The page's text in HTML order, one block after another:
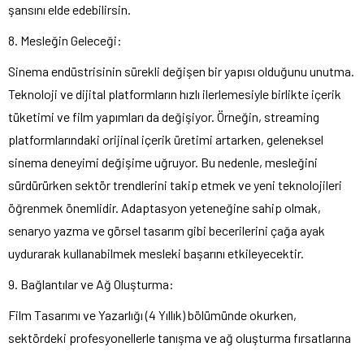
şansını elde edebilirsin.
8. Mesleğin Geleceği:
Sinema endüstrisinin sürekli değişen bir yapısı olduğunu unutma.
Teknoloji ve dijital platformların hızlı ilerlemesiyle birlikte içerik
tüketimi ve film yapımları da değişiyor. Örneğin, streaming
platformlarındaki orijinal içerik üretimi artarken, geleneksel
sinema deneyimi değişime uğruyor. Bu nedenle, mesleğini
sürdürürken sektör trendlerini takip etmek ve yeni teknolojileri
öğrenmek önemlidir. Adaptasyon yeteneğine sahip olmak,
senaryo yazma ve görsel tasarım gibi becerilerini çağa ayak
uydurarak kullanabilmek mesleki başarını etkileyecektir.
9. Bağlantılar ve Ağ Oluşturma:
Film Tasarımı ve Yazarlığı (4 Yıllık) bölümünde okurken,
sektördeki profesyonellerle tanışma ve ağ oluşturma fırsatlarına